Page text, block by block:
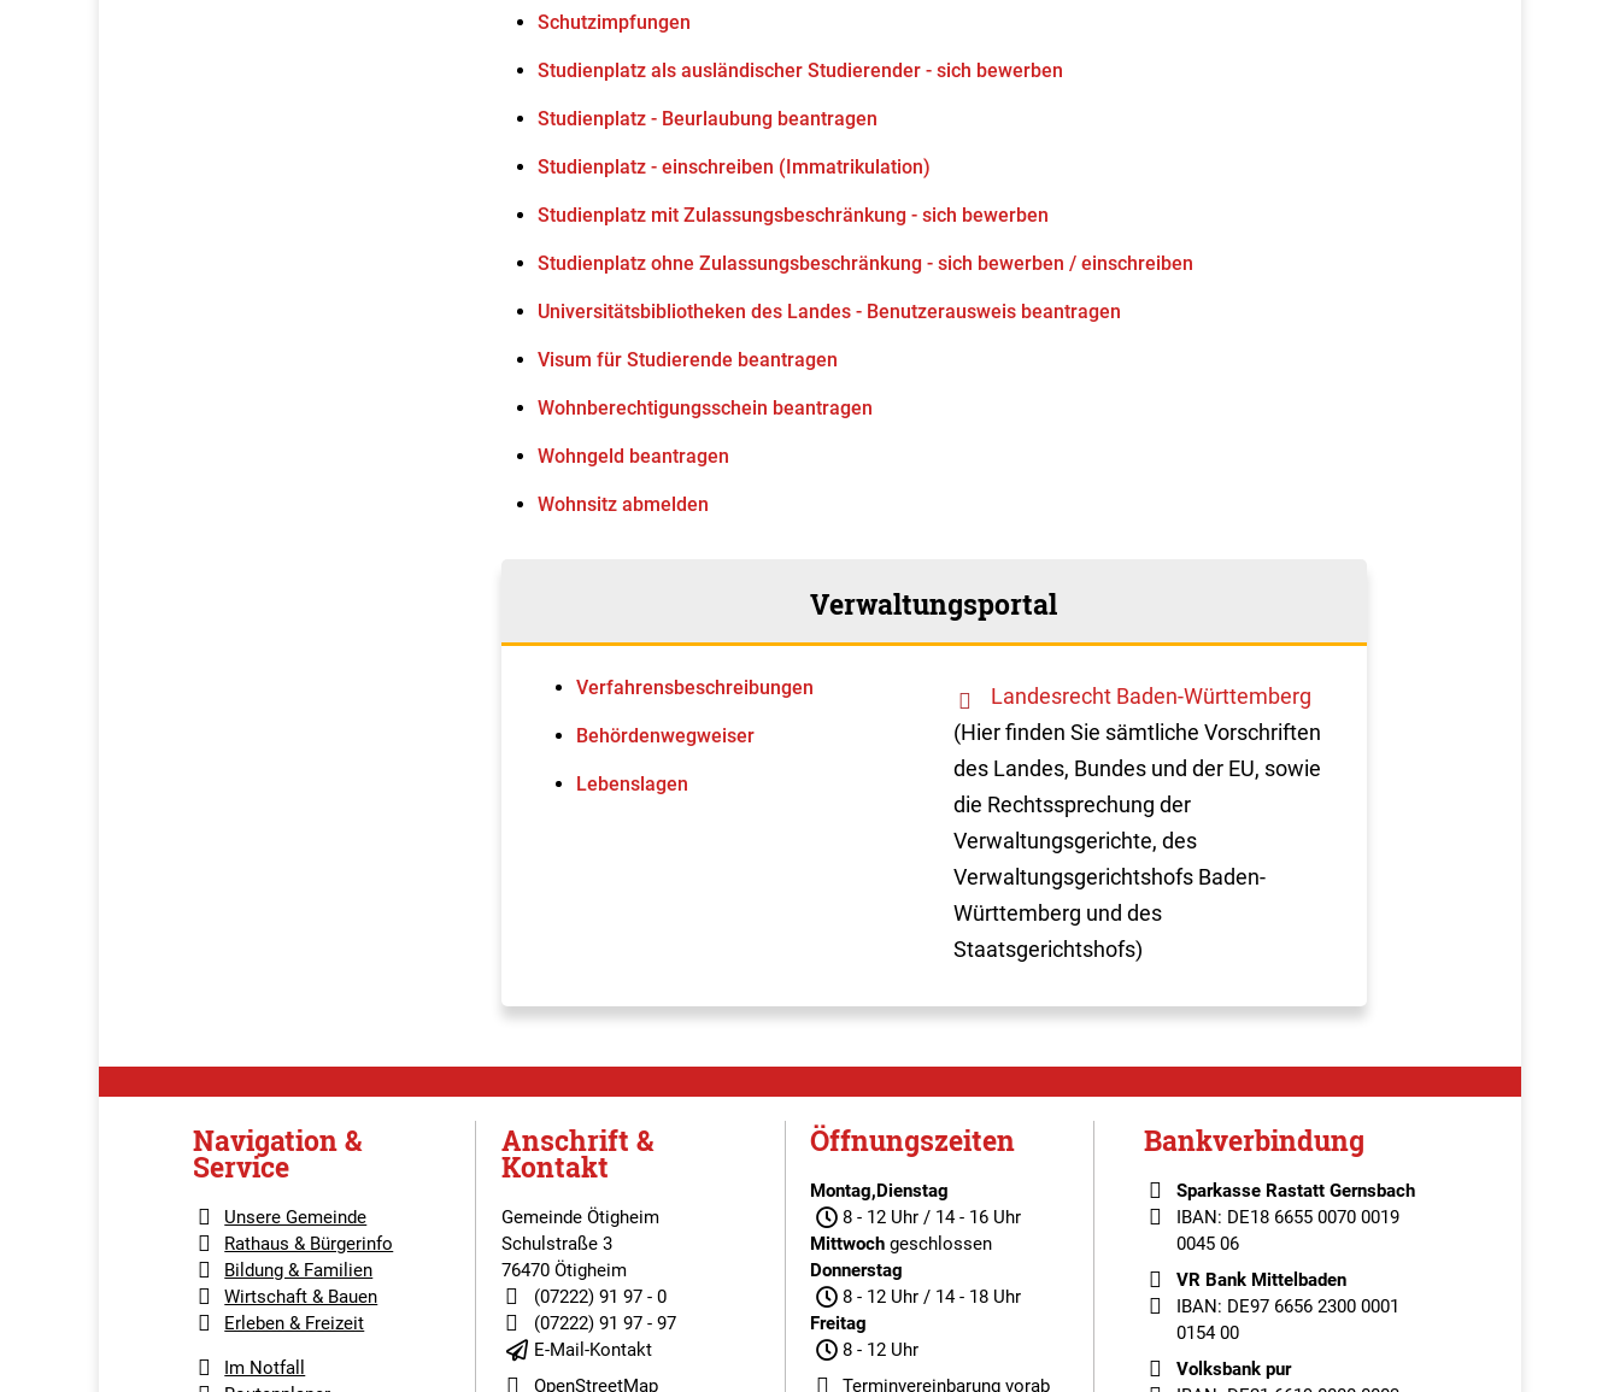
Schutzimpfungen
Studienplatz als ausländischer Studierender - sich bewerben
Studienplatz - Beurlaubung beantragen
Studienplatz - einschreiben (Immatrikulation)
Studienplatz mit Zulassungsbeschränkung - sich bewerben
Studienplatz ohne Zulassungsbeschränkung - sich bewerben / einschreiben
Universitätsbibliotheken des Landes - Benutzerausweis beantragen
Visum für Studierende beantragen
Wohnberechtigungsschein beantragen
Wohngeld beantragen
Wohnsitz abmelden
Verwaltungsportal
Verfahrens­beschreibungen
Behördenwegweiser
Lebenslagen
Landesrecht Baden-Württemberg
(Hier finden Sie sämtliche Vorschriften
des Landes, Bundes und der EU, sowie
die Rechtssprechung der
Verwaltungsgerichte, des
Verwaltungsgerichtshofs Baden-
Württemberg und des
Staatsgerichtshofs)
Navigation &
Service
Unsere Gemeinde
Rathaus & Bürgerinfo
Bildung & Familien
Wirtschaft & Bauen
Erleben & Freizeit
Im Notfall
Anschrift &
Kontakt
Gemeinde Ötigheim
Schulstraße 3
76470 Ötigheim
(07222) 91 97 - 0
(07222) 91 97 - 97
E-Mail-Kontakt
OpenStreetMap
Öffnungszeiten
Montag,Dienstag
8 - 12 Uhr / 14 - 16 Uhr
Mittwoch geschlossen
Donnerstag
8 - 12 Uhr / 14 - 18 Uhr
Freitag
8 - 12 Uhr
Terminvereinbarungvorab
Bankverbindung
Sparkasse Rastatt Gernsbach
IBAN: DE18 6655 0070 0019
0045 06
VR Bank Mittelbaden
IBAN: DE97 6656 2300 0001
0154 00
Volksbank pur